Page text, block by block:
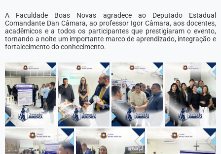
A Faculdade Boas Novas agradece ao Deputado Estadual
Comandante Dan Câmara, ao professor Igor Câmara, aos docentes,
acadêmicos e a todos os participantes que prestigiaram o evento,
tornando a noite um importante marco de aprendizado, integração e
fortalecimento do conhecimento.